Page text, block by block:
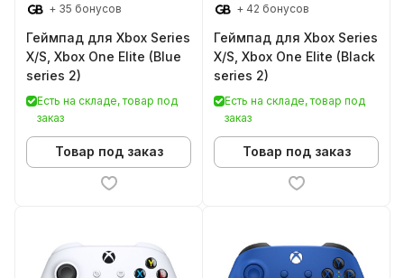
+ 35 бонусов
Геймпад для Xbox Series
X/S, Xbox One Elite (Blue
series 2)
Есть на складе, товар под
заказ
Товар под заказ
+ 42 бонусов
Геймпад для Xbox Series
X/S, Xbox One Elite (Black
series 2)
Есть на складе, товар под
заказ
Товар под заказ